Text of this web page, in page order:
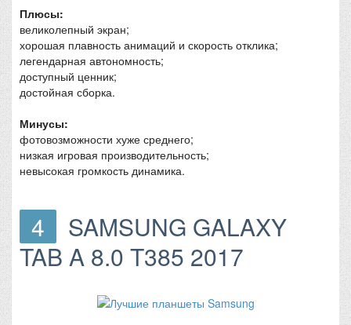
Плюсы:
великолепный экран;
хорошая плавность анимаций и скорость отклика;
легендарная автономность;
доступный ценник;
достойная сборка.
Минусы:
фотовозможности хуже среднего;
низкая игровая производительность;
невысокая громкость динамика.
4
SAMSUNG GALAXY
TAB A 8.0 T385 2017